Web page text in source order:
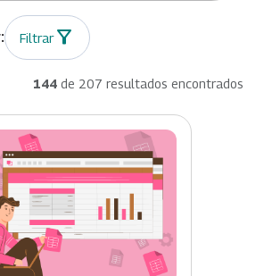
Filtrar
144 de 207 resultados encontrados